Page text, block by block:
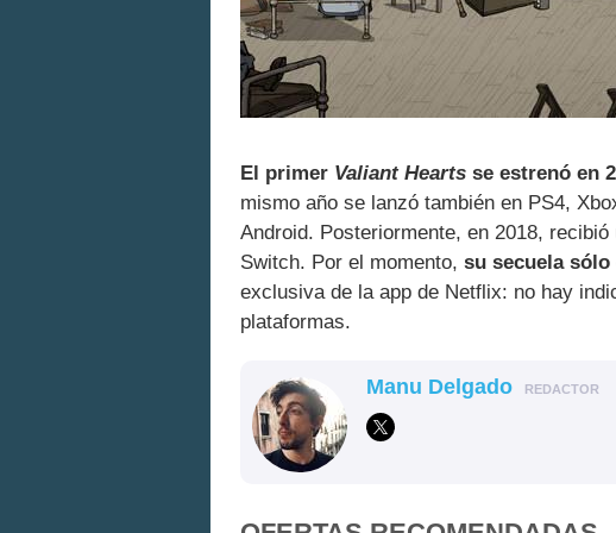
El primer Valiant Hearts se estrenó en
mismo año se lanzó también en PS4,
Android. Posteriormente, en 2018,
Switch. Por el momento, su secuela
exclusiva de la app de Netflix: no hay
plataformas.
Manu Delgado REDACTOR